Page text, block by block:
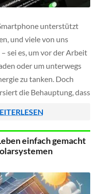
unterstützt
und viele von uns
sei es, um vor der Arbeit
oder um unterwegs
zu tanken. Doch
die Behauptung, dass
Kanal "HTX
wissen und hat […]
einfach gemacht